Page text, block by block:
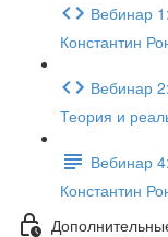
Вебинар
Константин
Вебинар
Теория и
Вебинар
Константин